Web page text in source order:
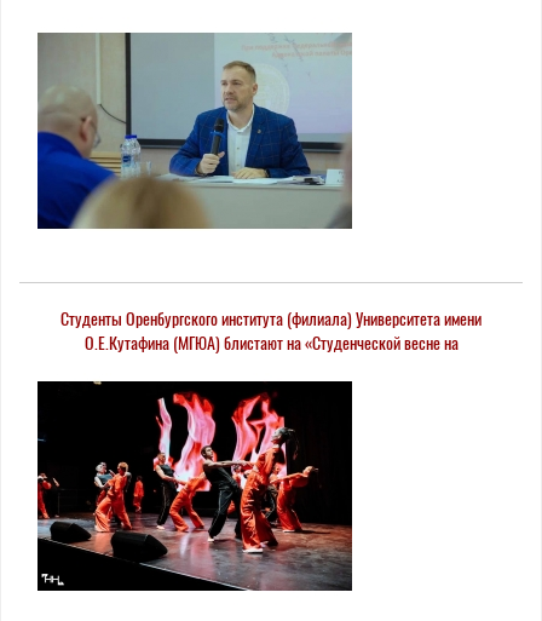
Студенты Оренбургского института (филиала) Университета имени
О.Е.Кутафина (МГЮА) блистают на «Студенческой весне на